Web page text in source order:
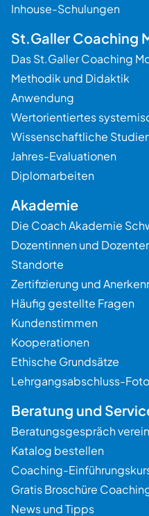
Inhouse-Schulungen
St.Galler Coaching
Das St.Galler Coaching
Methodik und Didaktik
Anwendung
Wertorientiertes
Wissenschaftliche
Jahres-Evaluationen
Diplomarbeiten
Akademie
Die Coach Akademie
Dozentinnen und
Standorte
Zertifizierung und
Häufig gestellte Fragen
Kundenstimmen
Kooperationen
Ethische Grundsätze
Lehrgangsabschluss-
Beratung und
Beratungsgespräch
Katalog bestellen
Coaching-
Gratis Broschüre
News und Tipps